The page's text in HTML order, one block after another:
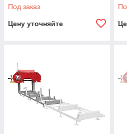
Под заказ
Цену уточняйте